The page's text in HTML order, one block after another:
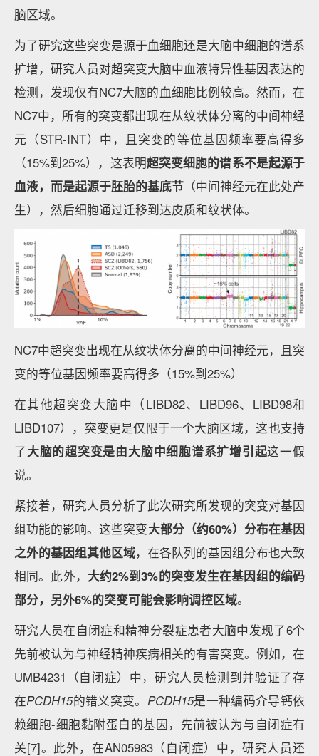
脑区域。
为了研究这些突变是源于血细胞还是大脑中细胞的谱系
扩增，研究人员对超突变大脑中血液特异性基因表达的
检测，发现仅有NC7大脑的血细胞比例较高。然而，在
NC7中，所有的突变都出现在从纹状体分离的中间神经
元（STR-INT）中，且突变的等位基因频率要高得多
（15%到25%），这表明超突变细胞的谱系不是起源于
血液，而是起源于胚胎的基底节 （中间神经元在此处产
生），然后细胞通过迁移到达皮质和纹状体。
NC7中超突变出现在从纹状体分离的中间神经元，且突
变的等位基因频率要高得多（15%到25%）
在其他超突变大脑中（LIBD82、LIBD96、LIBD98和
LIBD107），突变更是仅限于一个大脑区域，这也支持
了大脑的超突变是由大脑中细胞谱系扩增引起这一假
说。
紧接着，研究人员分析了此次研究所发现的突变对基因
组功能的影响。这些突变大部分（约60%）分布在基因
之外的基因组其他区域，在各队列的基因组分布也大致
相同。此外， 大约2%到3%的突变发生在基因组的编码
部分，另外6%的突变可能会影响调控区域。
研究人员在自闭症和精神分裂症患者大脑中发现了6个
先前被认为与神经精神疾病相关的有害突变。例如，在
UMB4231（自闭症）中，研究人员检测到并验证了存
在PCDH15的错义突变。 PCDH15是一种编码介导钙依
赖细胞-细胞黏附蛋白的基因，先前被认为与自闭症有
关[7]。此外，在AN05983（自闭症）中，研究人员还